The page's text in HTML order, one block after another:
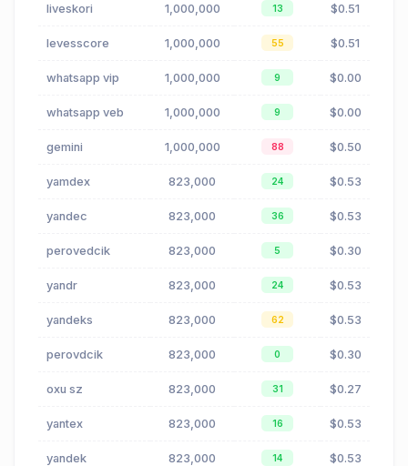
liveskori 1,000,000 13 $0.51
levesscore 1,000,000 55 $0.51
whatsapp vip 1,000,000 9 $0.00
whatsapp veb 1,000,000 9 $0.00
gemini 1,000,000 88 $0.50
yamdex 823,000 24 $0.53
yandec 823,000 36 $0.53
perovedcik 823,000 5 $0.30
yandr 823,000 24 $0.53
yandeks 823,000 62 $0.53
perovdcik 823,000 0 $0.30
oxu sz 823,000 31 $0.27
yantex 823,000 16 $0.53
yandek 823,000 14 $0.53